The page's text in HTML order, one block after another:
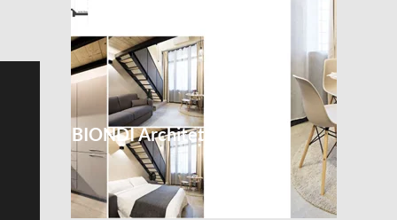
BIONDI Architetti